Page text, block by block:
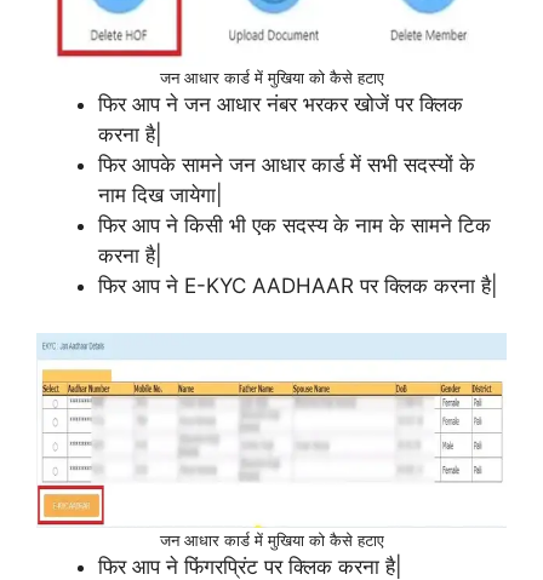
जन आधार कार्ड में मुखिया को कैसे हटाए
फिर आप ने जन आधार नंबर भरकर खोजें पर क्लिक
करना है|
फिर आपके सामने जन आधार कार्ड में सभी सदस्यों के
नाम दिख जायेगा|
फिर आप ने किसी भी एक सदस्य के नाम के सामने टिक
करना है|
फिर आप ने E-KYC AADHAAR पर क्लिक करना है|
जन आधार कार्ड में मुखिया को कैसे हटाए
फिर आप ने फिंगरप्रिंट पर क्लिक करना है|